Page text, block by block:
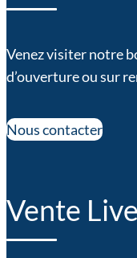
Venez visiter notre
d’ouverture ou sur
Nous contacter
Vente Live